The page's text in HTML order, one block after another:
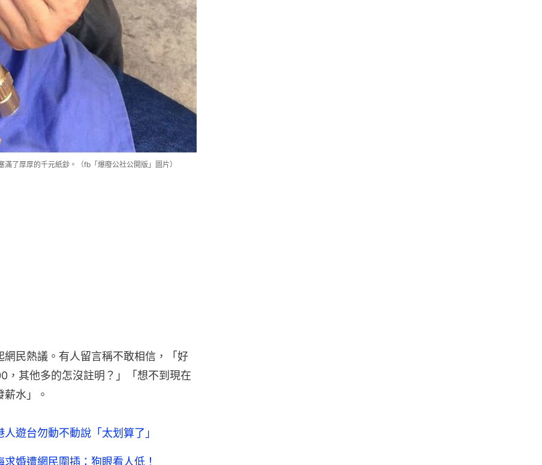
了厚厚的千元紙鈔。（fb「爆廢公社公開版」圖片）
民熱議。有人留言稱不敢相信，「好
其他多的怎沒註明？」「想不到現在
水」。
遊台勿動不動說「太划算了」
婚遭網民圍插：狗眼看人低！